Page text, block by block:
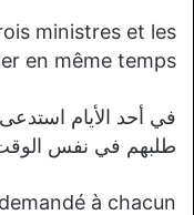
ministres et les
en même temps.
في أحد الأيام
طلبهم في نفس
à chacun